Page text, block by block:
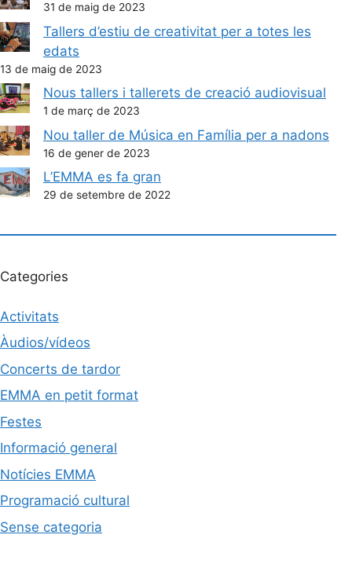
31 de maig de 2023
Tallers d’estiu de creativitat per a totes les
edats
13 de maig de 2023
Nous tallers i tallerets de creació audiovisual
1 de març de 2023
Nou taller de Música en Família per a nadons
16 de gener de 2023
L’EMMA es fa gran
29 de setembre de 2022
Categories
Activitats
Àudios/vídeos
Concerts de tardor
EMMA en petit format
Festes
Informació general
Notícies EMMA
Programació cultural
Sense categoria